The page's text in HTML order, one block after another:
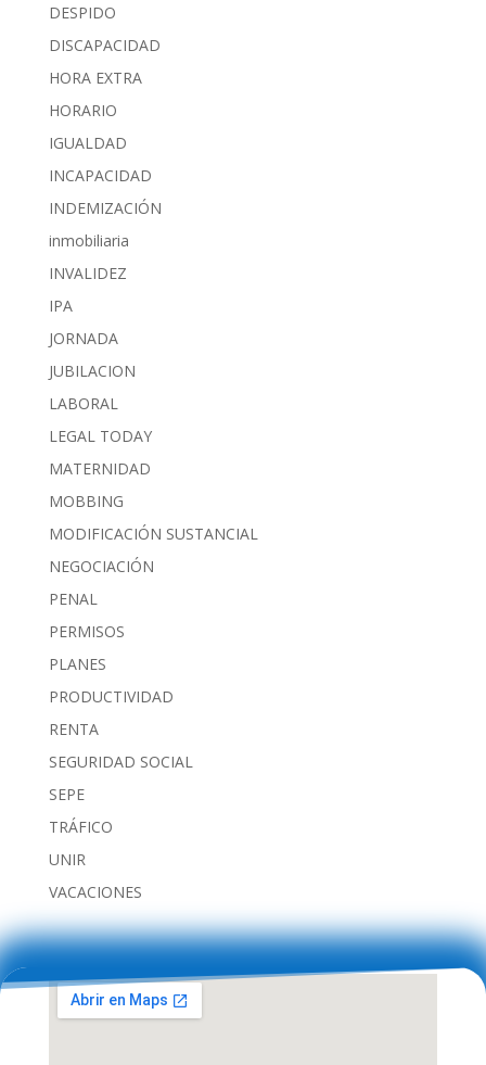
DESPIDO
DISCAPACIDAD
HORA EXTRA
HORARIO
IGUALDAD
INCAPACIDAD
INDEMIZACIÓN
inmobiliaria
INVALIDEZ
IPA
JORNADA
JUBILACION
LABORAL
LEGAL TODAY
MATERNIDAD
MOBBING
MODIFICACIÓN SUSTANCIAL
NEGOCIACIÓN
PENAL
PERMISOS
PLANES
PRODUCTIVIDAD
RENTA
SEGURIDAD SOCIAL
SEPE
TRÁFICO
UNIR
VACACIONES